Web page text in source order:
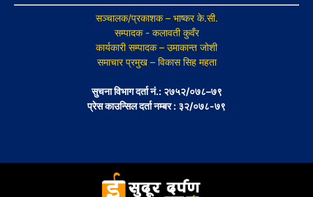
सञ्चालक/प्रकाशक – भाष्कर के.सी.
सम्पादक - कलावती कुवँर
कार्यकारी सम्पादक – उमाकान्त जोशी
समाचार प्रमुख – विकास सिह महता
सुचना विभाग दर्ता नं.: २७५२/०७८–७९
प्रेस काउन्सिल दर्ता नम्बर : ३२/०७८-७९